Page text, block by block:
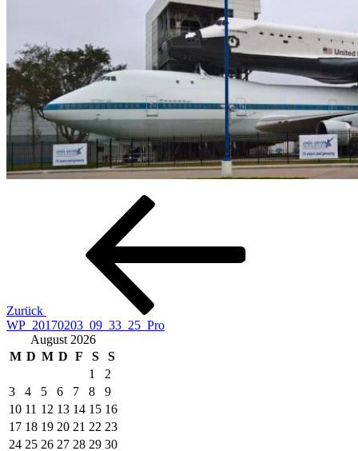
Beitragsnavigation
Zurück
WP_20170203_09_33_25_Pro
August 2026
M D M D F S
S
1
2
3
4 5 6 7 8
9
10 11 12 13 14 15 16
17 18 19 20 21 22 23
24 25 26 27 28 29 30